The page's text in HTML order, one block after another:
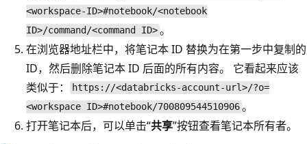
<workspace-ID>#notebook/<notebook
ID>/command/<command ID>。
在浏览器地址栏中，将笔记本 ID 替换为在第一步中复制的
ID，然后删除笔记本 ID 后面的所有内容。 它看起来应该
类似于：
https://<databricks-account-url>/?o=
<workspace ID>#notebook/700809544510906。
打开笔记本后，可以单击“共享”按钮查看笔记本所有者。